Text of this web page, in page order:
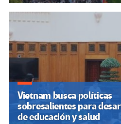
Vietnam busca políticas
sobresalientes para
de educación y salud